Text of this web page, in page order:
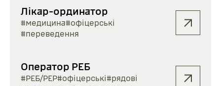
Лікар-ординатор
#медицина#офіцерські
#переведення
Оператор РЕБ
#РЕБ/РЕР#офіцерські#рядові